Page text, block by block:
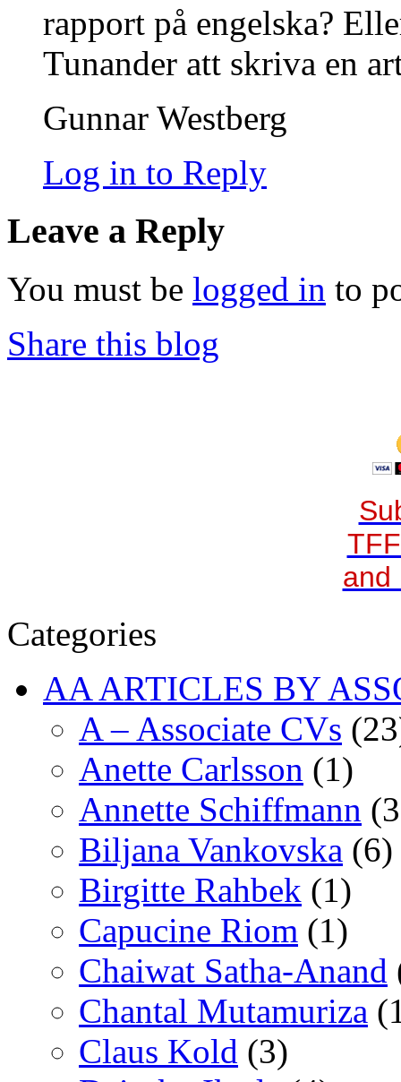
rapport på engelska?
Tunander att skriva en
Gunnar Westberg
Log in to Reply
Leave a Reply
You must be logged in to
Share this blog
and
Categories
AA ARTICLES BY
A – Associate CVs
Anette Carlsson (1)
Annette Schiffmann
Biljana Vankovska (6)
Birgitte Rahbek (1)
Capucine Riom (1)
Chaiwat Satha-Anand
Chantal Mutamuriza
Claus Kold (3)